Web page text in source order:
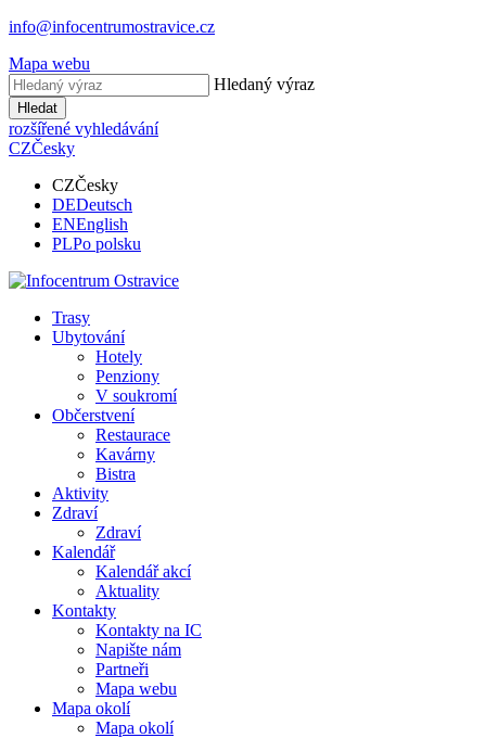
info@infocentrumostravice.cz
Mapa webu
Hledaný výraz
Hledat
rozšířené vyhledávání
CZČesky
CZČesky
DEDeutsch
ENEnglish
PLPo polsku
Trasy
Ubytování
Hotely
Penziony
V soukromí
Občerstvení
Restaurace
Kavárny
Bistra
Aktivity
Zdraví
Zdraví
Kalendář
Kalendář akcí
Aktuality
Kontakty
Kontakty na IC
Napište nám
Partneři
Mapa webu
Mapa okolí
Mapa okolí